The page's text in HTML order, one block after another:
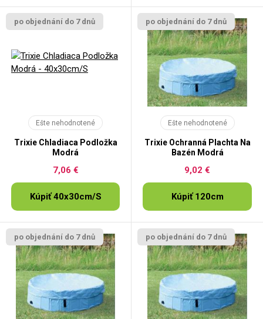
po objednání do 7 dnů
Ešte nehodnotené
Trixie Chladiaca Podložka
Modrá
7,06 €
Kúpiť 40x30cm/S
po objednání do 7 dnů
Ešte nehodnotené
Trixie Ochranná Plachta Na
Bazén Modrá
9,02 €
Kúpiť 120cm
po objednání do 7 dnů po objednání do 7 dnů